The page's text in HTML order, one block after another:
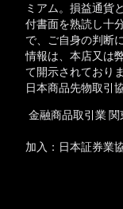
ミアム。損益通貨
付書面を熟読し十
で、ご自身の判断
情報は、本店又は
て開示されており
日本商品先物取引
金融商品取引業
加入：日本証券業